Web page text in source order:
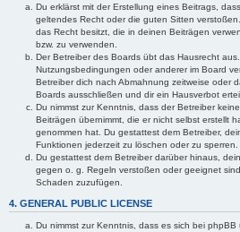
Du erklärst mit der Erstellung eines Beitrags,
geltendes Recht oder die guten Sitten
das Recht besitzt, die in deinen Beiträgen
bzw. zu verwenden.
Der Betreiber des Boards übt das Hausrecht
Nutzungsbedingungen oder anderer im Board
Betreiber dich nach Abmahnung zeitweise oder
Boards ausschließen und dir ein Hausverbot
Du nimmst zur Kenntnis, dass der Betreiber
Beiträgen übernimmt, die er nicht selbst erstellt
genommen hat. Du gestattest dem Betreiber,
Funktionen jederzeit zu löschen oder zu sperren.
Du gestattest dem Betreiber darüber hinaus,
gegen o. g. Regeln verstoßen oder geeignet
Schaden zuzufügen.
4. GENERAL PUBLIC LICENSE
Du nimmst zur Kenntnis, dass es sich bei phpBB